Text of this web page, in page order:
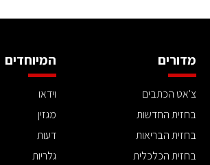
מדורים
צ'אט הכתבים
בחזית החדשות
בחזית הבריאות
בחזית הכלכלית
המיוחדים
וידאו
מגזין
דעות
גלריות